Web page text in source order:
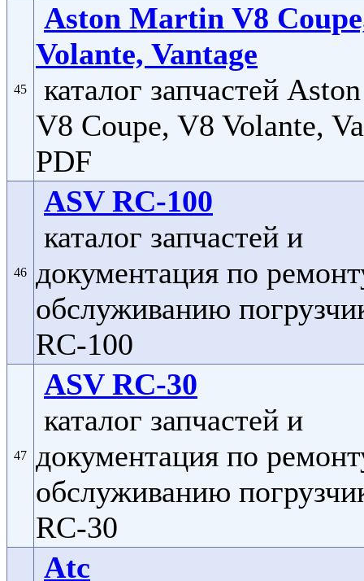
45
Aston Martin V8
Volante, Vantage
каталог запчастей
V8 Coupe, V8 Volante,
PDF
46
ASV RC-100
каталог запчастей и
документация по
обслуживанию
RC-100
47
ASV RC-30
каталог запчастей и
документация по
обслуживанию
RC-30
Atc